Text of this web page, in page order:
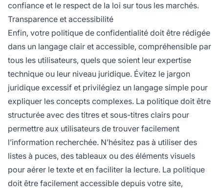
confiance et le respect de la loi sur tous les marchés.
Transparence et accessibilité
Enfin, votre politique de confidentialité doit être rédigée
dans un langage clair et accessible, compréhensible par
tous les utilisateurs, quels que soient leur expertise
technique ou leur niveau juridique. Évitez le jargon
juridique excessif et privilégiez un langage simple pour
expliquer les concepts complexes. La politique doit être
structurée avec des titres et sous-titres clairs pour
permettre aux utilisateurs de trouver facilement
l’information recherchée. N’hésitez pas à utiliser des
listes à puces, des tableaux ou des éléments visuels
pour aérer le texte et en faciliter la lecture. La politique
doit être facilement accessible depuis votre site,